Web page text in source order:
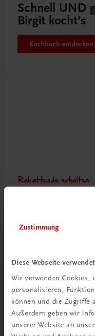
Zustimmung
Diese Webseite
Wir verwenden Cookies,
personalisieren,
können und die Zugriffe
Außerdem geben wir
unserer Website an
Schnell UND
Birgit kocht’s
Kochbuch entdecken
Rabattcode erhalten
Jetzt anmelden
Herzlich